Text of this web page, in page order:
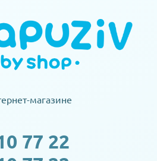
магазине
77 22